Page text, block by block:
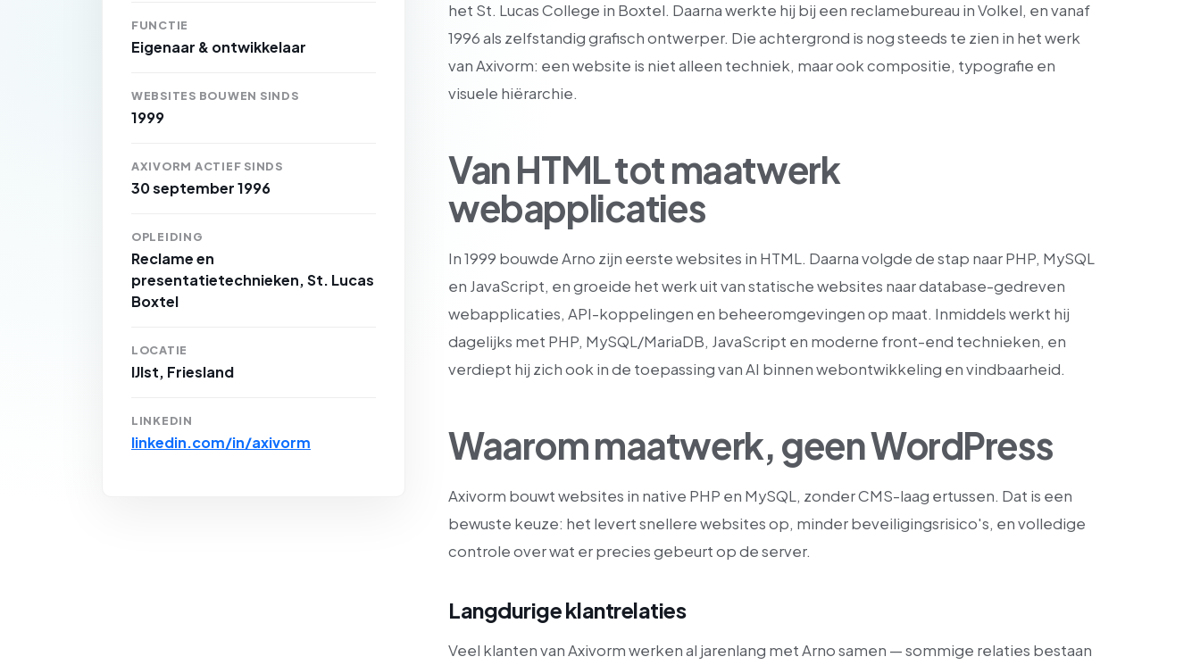
FUNCTIE
Eigenaar & ontwikkelaar
WEBSITES BOUWEN SINDS
1999
AXIVORM ACTIEF SINDS
30 september 1996
OPLEIDING
Reclame en
presentatietechnieken, St. Lucas
Boxtel
LOCATIE
IJlst, Friesland
LINKEDIN
linkedin.com/in/axivorm
het St. Lucas College in Boxtel. Daarna werkte hij bij een reclamebureau in Volkel, en vanaf
1996 als zelfstandig grafisch ontwerper. Die achtergrond is nog steeds te zien in het werk
van Axivorm: een website is niet alleen techniek, maar ook compositie, typografie en
visuele hiërarchie.
Van HTML tot maatwerk
webapplicaties
In 1999 bouwde Arno zijn eerste websites in HTML. Daarna volgde de stap naar PHP, MySQL
en JavaScript, en groeide het werk uit van statische websites naar database-gedreven
webapplicaties, API-koppelingen en beheeromgevingen op maat. Inmiddels werkt hij
dagelijks met PHP, MySQL/MariaDB, JavaScript en moderne front-end technieken, en
verdiept hij zich ook in de toepassing van AI binnen webontwikkeling en vindbaarheid.
Waarom maatwerk, geen WordPress
Axivorm bouwt websites in native PHP en MySQL, zonder CMS-laag ertussen. Dat is een
bewuste keuze: het levert snellere websites op, minder beveiligingsrisico's, en volledige
controle over wat er precies gebeurt op de server.
Langdurige klantrelaties
Veel klanten van Axivorm werken al jarenlang met Arno samen — sommige relaties bestaan